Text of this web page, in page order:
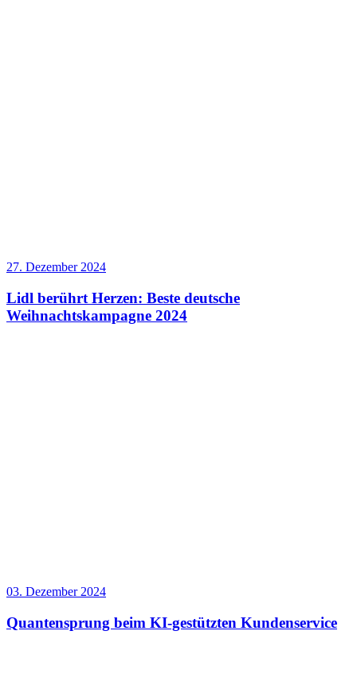
27. Dezember 2024
Lidl berührt Herzen: Beste deutsche
Weihnachtskampagne 2024
03. Dezember 2024
Quantensprung beim KI-gestützten Kundenservice